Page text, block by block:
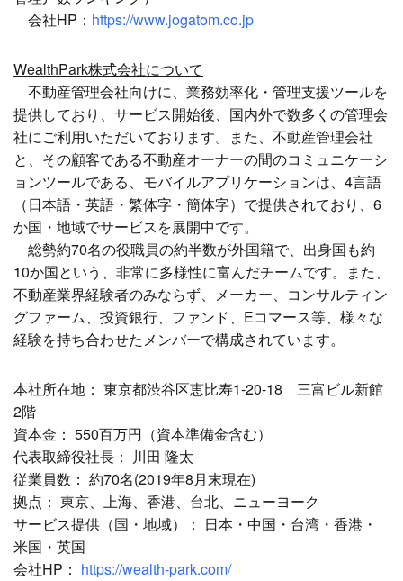
会社HP： https://www.jogatom.co.jp
WealthPark株式会社について
不動産管理会社向けに、業務効率化・管理支援ツールを
提供しており、サービス開始後、国内外で数多くの管理会
社にご利用いただいております。また、不動産管理会社
と、その顧客である不動産オーナーの間のコミュニケーシ
ョンツールである、モバイルアプリケーションは、4言語
（日本語・英語・繁体字・簡体字）で提供されており、6
か国・地域でサービスを展開中です。
総勢約70名の役職員の約半数が外国籍で、出身国も約
10か国という、非常に多様性に富んだチームです。また、
不動産業界経験者のみならず、メーカー、コンサルティン
グファーム、投資銀行、ファンド、Eコマース等、様々な
経験を持ち合わせたメンバーで構成されています。
本社所在地： 東京都渋谷区恵比寿1-20-18 三富ビル新館
2階
資本金： 550百万円（資本準備金含む）
代表取締役社長： 川田 隆太
従業員数： 約70名(2019年8月末現在)
拠点： 東京、上海、香港、台北、ニューヨーク
サービス提供（国・地域）： 日本・中国・台湾・香港・
米国・英国
会社HP： https://wealth-park.com/